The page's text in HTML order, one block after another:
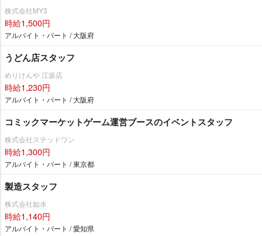
株式会社MY3
時給1,500円
アルバイト・パート / 大阪府
うどん店スタッフ
めりけんや 江坂店
時給1,230円
アルバイト・パート / 大阪府
コミックマーケットゲーム運営ブースのイベントスタッフ
株式会社ステッドワン
時給1,300円
アルバイト・パート / 東京都
製造スタッフ
株式会社如水
時給1,140円
アルバイト・パート / 愛知県